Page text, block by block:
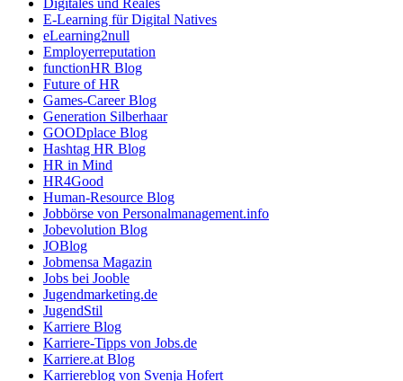
Digitales und Reales
E-Learning für Digital Natives
eLearning2null
Employerreputation
functionHR Blog
Future of HR
Games-Career Blog
Generation Silberhaar
GOODplace Blog
Hashtag HR Blog
HR in Mind
HR4Good
Human-Resource Blog
Jobbörse von Personalmanagement.info
Jobevolution Blog
JOBlog
Jobmensa Magazin
Jobs bei Jooble
Jugendmarketing.de
JugendStil
Karriere Blog
Karriere-Tipps von Jobs.de
Karriere.at Blog
Karriereblog von Svenja Hofert